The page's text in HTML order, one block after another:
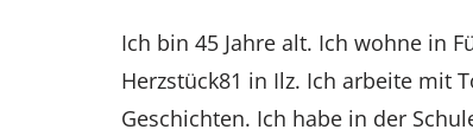
Ich bin 45 Jahre alt. Ich wohne in
Herzstück81 in Ilz. Ich arbeite mit
Geschichten. Ich habe in der